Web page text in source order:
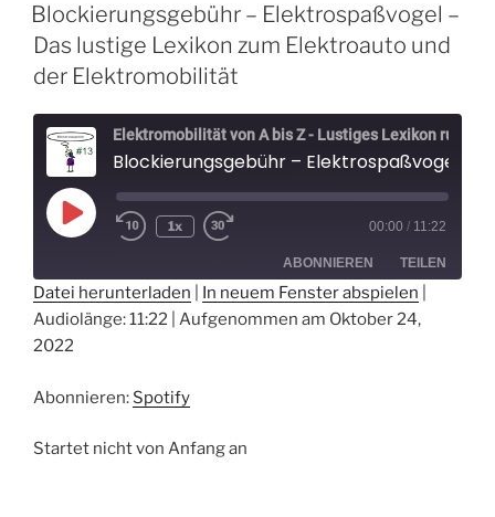
Blockierungsgebühr – Elektrospaßvogel –
Das lustige Lexikon zum Elektroauto und
der Elektromobilität
Play
Episode
1x 00:00 / 11:22
ABONNIEREN TEILEN
Spotify
TEILEN
Datei herunterladen In neuem Fenster abspielen
Audiolänge: 11:22 Aufgenommen am Oktober 24,
2022
Abonnieren: Spotify
Startet nicht von Anfang an